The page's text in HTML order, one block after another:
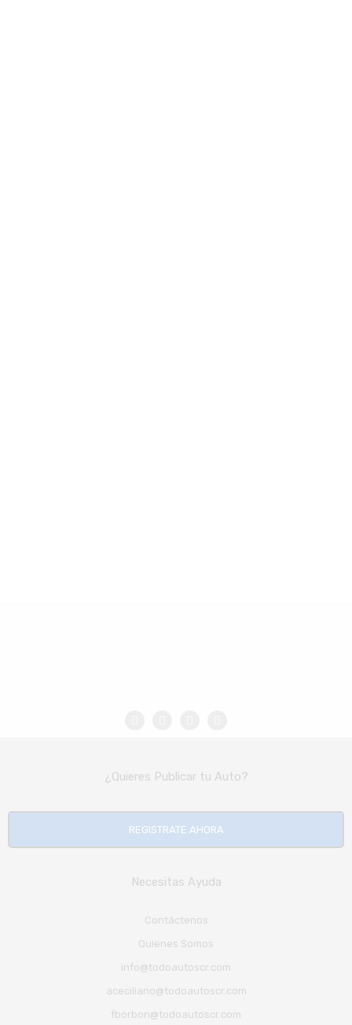
¿Quieres Publicar tu Auto?
REGISTRATE AHORA
Necesitas Ayuda
Contáctenos
Quienes Somos
info@todoautoscr.com
aceciliano@todoautoscr.com
fborbon@todoautoscr.com